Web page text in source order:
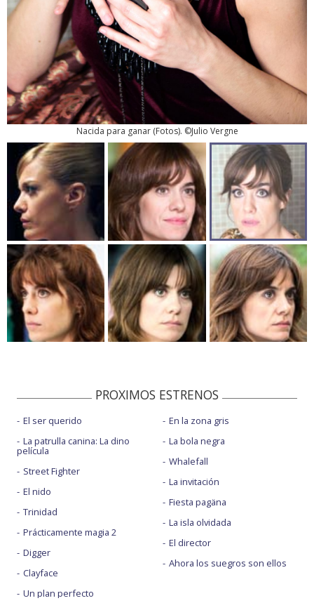
Nacida para ganar(Fotos). ©Julio Vergne
PROXIMOS ESTRENOS
El ser querido
La patrulla canina: La dino
película
Street Fighter
El nido
Trinidad
Prácticamente magia 2
Digger
Clayface
Un plan perfecto
En la zona gris
La bola negra
Whalefall
La invitación
Fiesta pagäna
La isla olvidada
El director
Ahora los suegros son ellos